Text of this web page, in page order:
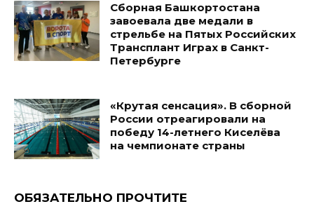
Сборная Башкортостана
завоевала две медали в
стрельбе на Пятых Российских
Трансплант Играх в Санкт-
Петербурге
«Крутая сенсация». В сборной
России отреагировали на
победу 14-летнего Киселёва
на чемпионате страны
ОБЯЗАТЕЛЬНО ПРОЧТИТЕ